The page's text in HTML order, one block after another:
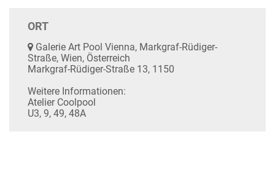
ORT
Galerie Art Pool Vienna, Markgraf-Rüdiger-
Straße, Wien, Österreich
Markgraf-Rüdiger-Straße 13, 1150
Weitere Informationen:
Atelier Coolpool
U3, 9, 49, 48A